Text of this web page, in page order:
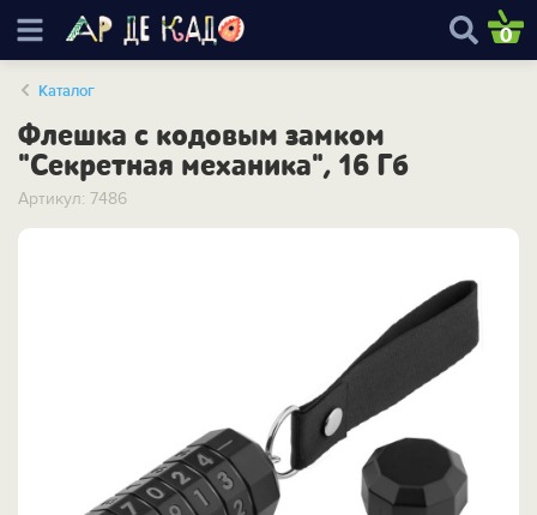
0
Каталог
Флешка с кодовым замком
"Секретная механика", 16 Гб
Артикул: 7486